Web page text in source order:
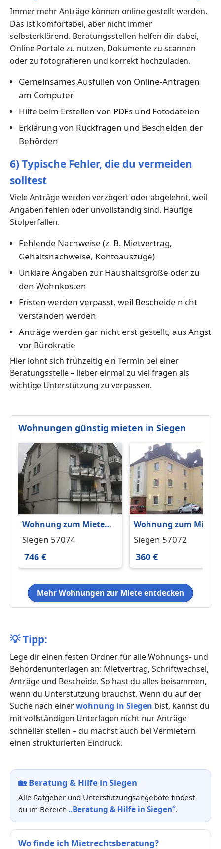
Immer mehr Anträge können online gestellt werden.
Das ist komfortabel, aber nicht immer
selbsterklärend. Beratungsstellen helfen dir dabei,
Online-Portale zu nutzen, Dokumente zu scannen
oder zu fotografieren und korrekt hochzuladen.
Gemeinsames Ausfüllen von Online-Anträgen
am Computer
Hilfe beim Erstellen von PDFs und Fotodateien
Erklärung von Rückfragen und Bescheiden der
Behörden
6) Typische Fehler, die du vermeiden
solltest
Viele Anträge werden verzögert oder abgelehnt, weil
Angaben fehlen oder unvollständig sind. Häufige
Stolperfallen:
Fehlende Nachweise (z. B. Mietvertrag,
Gehaltsnachweise, Kontoauszüge)
Unklare Angaben zur Haushaltsgröße oder zu
den Wohnkosten
Fristen werden verpasst, weil Bescheide nicht
verstanden werden
Anträge werden gar nicht erst gestellt, aus Angst
vor Bürokratie
Hier lohnt sich frühzeitig ein Termin bei einer
Beratungsstelle – lieber einmal zu viel fragen als
wichtige Unterstützung zu verpassen.
Wohnungen günstig mieten in Siegen
Wohnung zum Mieten
in Siegen 746 € 94.41 m²
Siegen 57074
746 €
Wohnung zum Mieten
in Siegen 360 € 40 m²
Siegen 57072
360 €
Mehr Wohnungen zur Miete entdecken
💡Tipp:
Lege dir einen festen Ordner für alle Wohnungs- und
Behördenunterlagen an: Mietvertrag, Schriftwechsel,
Anträge und Bescheide. So hast du alles beisammen,
wenn du Unterstützung brauchst. Wenn du auf der
Suche nach einerwohnung in Siegen bist, kannst du
mit vollständigen Unterlagen nicht nur Anträge
schneller stellen – du machst auch bei Vermietern
einen strukturierten Eindruck.
🏡Beratung & Hilfe in Siegen
Alle Ratgeber und Unterstützungsangebote findest
du im Bereich „Beratung & Hilfe in Siegen“.
Wo finde ich Mietrechtsberatung?